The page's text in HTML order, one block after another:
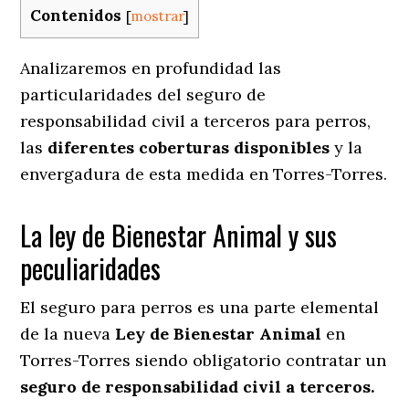
Contenidos [mostrar]
Analizaremos en profundidad las
particularidades del seguro de
responsabilidad civil a terceros para perros,
las diferentes coberturas disponibles y la
envergadura de esta medida en Torres-Torres.
La ley de Bienestar Animal y sus
peculiaridades
El seguro para perros es una parte elemental
de la nueva Ley de Bienestar Animal en
Torres-Torres siendo obligatorio contratar un
seguro de responsabilidad civil a terceros.